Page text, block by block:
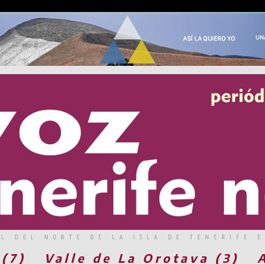
DEL NORTE DE LA ISLA DE TENERIFE
Valle de La Orotava (3)